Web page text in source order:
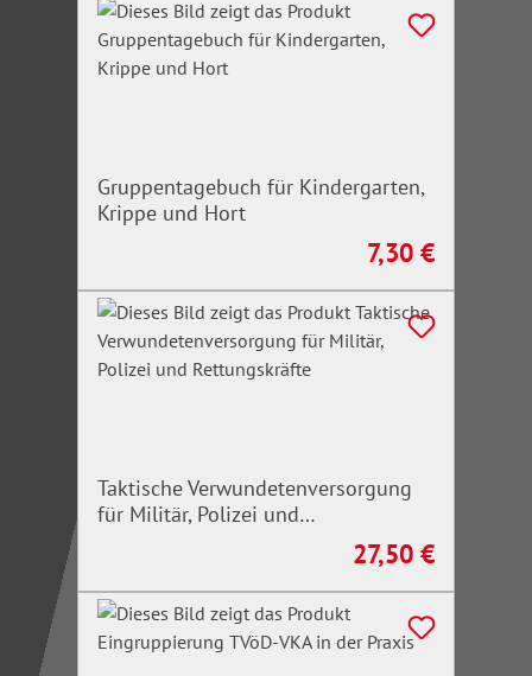
Gruppentagebuch für Kindergarten,
Krippe und Hort
Regulärer Preis:
7,30 €
Taktische Verwundetenversorgung
für Militär, Polizei und
Regulärer Preis:
27,50 €